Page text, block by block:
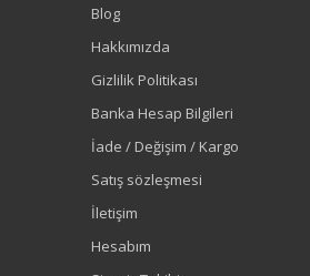
Blog
Hakkımızda
Gizlilik Politikası
Banka Hesap Bilgileri
İade / Değişim / Kargo
Satış sözleşmesi
İletişim
Hesabım